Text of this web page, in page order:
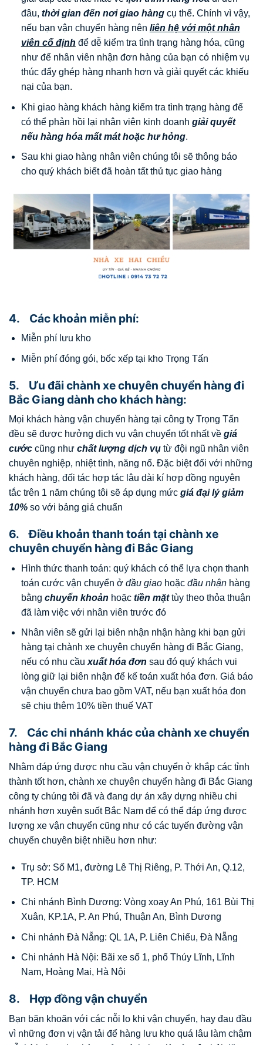
đâu, thời gian đến nơi giao hàngcụ thể. Chính vì vậy,
nếu bạn vận chuyển hàng nên liên hệ với một nhân
viên cố định để dễ kiểm tra tình trạng hàng hóa, cũng
như để nhân viên nhận đơn hàng của bạn có nhiệm vụ
thúc đẩy ghép hàng nhanh hơn và giải quyết các khiếu
nại của bạn.
Khi giao hàng khách hàng kiểm tra tình trạng hàng để
có thể phản hồi lại nhân viên kinh doanh giải quyết
nếu hàng hóa mất mát hoặc hư hỏng.
Sau khi giao hàng nhân viên chúng tôi sẽ thông báo
cho quý khách biết đã hoàn tất thủ tục giao hàng
4. Các khoản miễn phí:
Miễn phí lưu kho
Miễn phí đóng gói, bốc xếp tại kho Trọng Tấn
5. Ưu đãi chành xe chuyên chuyển hàng đi
Bắc Giang dành cho khách hàng:
Mọi khách hàng vận chuyển hàng tại công ty Trọng Tấn
đều sẽ được hưởng dịch vụ vận chuyển tốt nhất về giá
cước cũng như chất lượng dịch vụ từ đội ngũ nhân viên
chuyên nghiệp, nhiệt tình, năng nổ. Đặc biệt đối với những
khách hàng, đối tác hợp tác lâu dài kí hợp đồng nguyên
tắc trên 1 năm chúng tôi sẽ áp dụng mức giá đại lý giảm
10% so với bảng giá chuẩn
6. Điều khoản thanh toán tại chành xe
chuyên chuyển hàng đi Bắc Giang
Hình thức thanh toán: quý khách có thể lựa chọn thanh
toán cước vận chuyển ở đầu giaohoặc đầu nhậnhàng
bằng chuyển khoản hoặc tiền mặttùy theo thỏa thuận
đã làm việc với nhân viên trước đó
Nhân viên sẽ gửi lại biên nhận nhận hàng khi bạn gửi
hàng tại chành xe chuyên chuyển hàng đi Bắc Giang,
nếu có nhu cầuxuất hóa đơn sau đó quý khách vui
lòng giữ lại biên nhận để kế toán xuất hóa đơn. Giá báo
vận chuyển chưa bao gồm VAT, nếu bạn xuất hóa đon
sẽ chịu thêm 10% tiền thuế VAT
7. Các chi nhánh khác của chành xe chuyển
hàng đi Bắc Giang
Nhằm đáp ứng được nhu cầu vận chuyển ở khắp các tỉnh
thành tốt hơn, chành xe chuyên chuyển hàng đi Bắc Giang
công ty chúng tôi đã và đang dự án xây dựng nhiều chi
nhánh hơn xuyên suốt Bắc Nam để có thể đáp ứng được
lượng xe vận chuyển cũng như có các tuyến đường vận
chuyển chuyên biệt nhiều hơn như:
Trụ sở: Số M1, đường Lê Thị Riêng, P. Thới An, Q.12,
TP. HCM
Chi nhánh Bình Dương: Vòng xoay An Phú, 161 Bùi Thị
Xuân, KP.1A, P. An Phú, Thuận An, Bình Dương
Chi nhánh Đà Nẵng: QL 1A, P. Liên Chiểu, Đà Nẵng
Chi nhánh Hà Nội: Bãi xe số 1, phố Thúy Lĩnh, Lĩnh
Nam, Hoàng Mai, Hà Nội
8. Hợp đồng vận chuyển
Bạn băn khoăn với các nỗi lo khi vận chuyển, hay đau đầu
vì những đơn vị vận tải để hàng lưu kho quá lâu làm chậm